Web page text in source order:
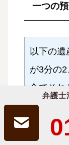
弁護士
一つの
以下の
が3分の
合でそれ
なお、以
続人を
払い戻し